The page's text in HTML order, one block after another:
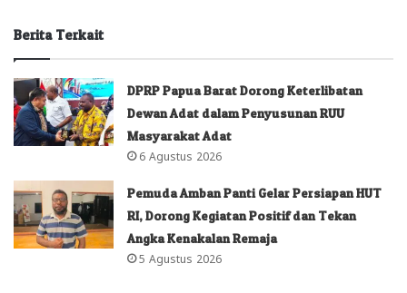
Berita Terkait
DPRP Papua Barat Dorong Keterlibatan
Dewan Adat dalam Penyusunan RUU
Masyarakat Adat
6 Agustus 2026
Pemuda Amban Panti Gelar Persiapan HUT
RI, Dorong Kegiatan Positif dan Tekan
Angka Kenakalan Remaja
5 Agustus 2026